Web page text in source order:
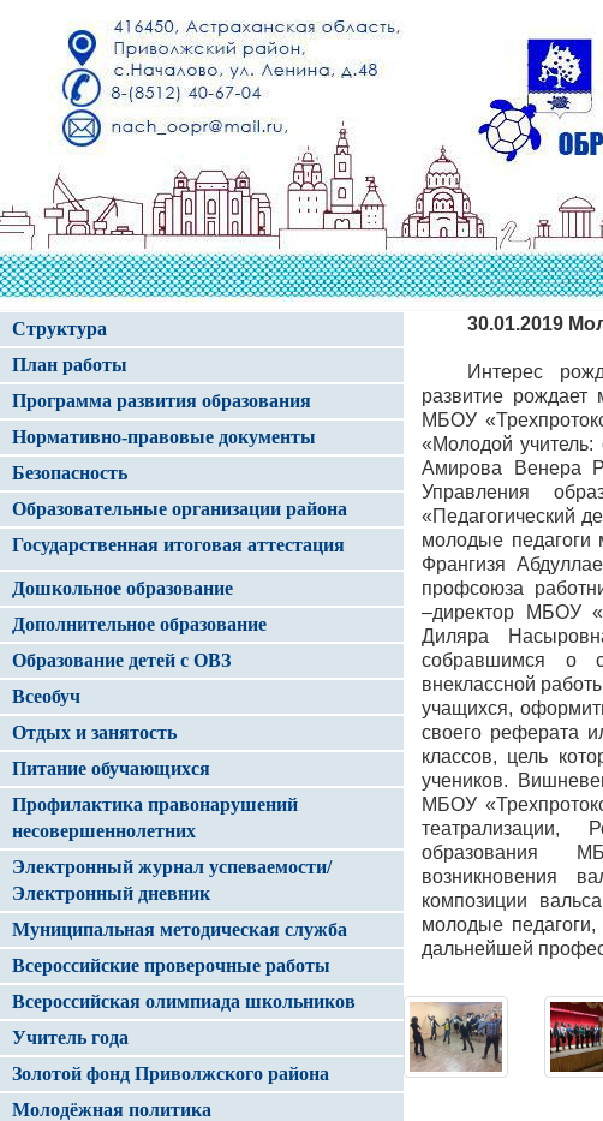
Структура
План работы
Программа развития образования
Нормативно-правовые документы
Безопасность
Образовательные организации района
Государственная итоговая аттестация
Дошкольное образование
Дополнительное образование
Образование детей с ОВЗ
Всеобуч
Отдых и занятость
Питание обучающихся
Профилактика правонарушений
несовершеннолетних
Электронный журнал успеваемости/
Электронный дневник
Муниципальная методическая служба
Всероссийские проверочные работы
Всероссийская олимпиада школьников
Учитель года
Золотой фонд Приволжского района
Молодёжная политика
30.01.2019
Интерес
развитие рождает
МБОУ
«Молодой
Амирова Венера
Управления
«Педагогический
молодые педагоги
Франгизя
профсоюза
–директор МБОУ
Диляра
собравшимся о
внеклассной
учащихся,
своего реферата
классов, цель
учеников.
МБОУ
театрализации,
образования
возникновения
композиции
молодые
дальнейшей